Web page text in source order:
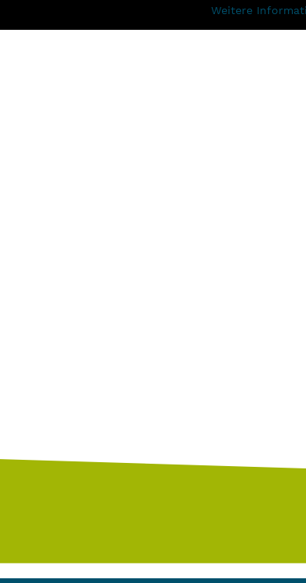
Weitere